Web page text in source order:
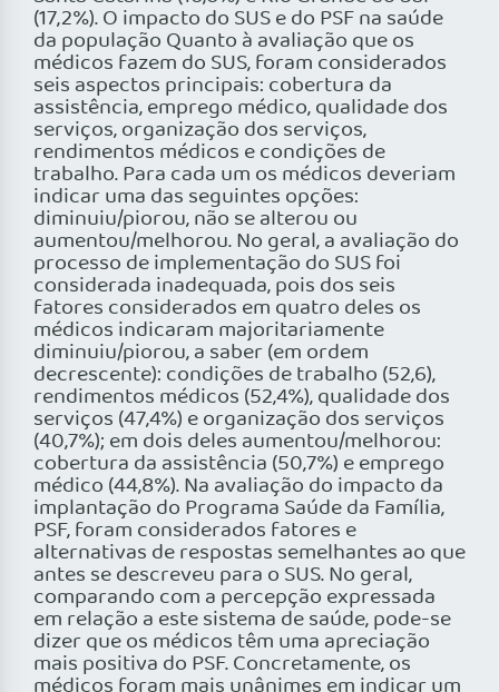
(17,2%). O impacto do SUS e do PSF na saúde
da população Quanto à avaliação que os
médicos fazem do SUS, foram considerados
seis aspectos principais: cobertura da
assistência, emprego médico, qualidade dos
serviços, organização dos serviços,
rendimentos médicos e condições de
trabalho. Para cada um os médicos deveriam
indicar uma das seguintes opções:
diminuiu/piorou, não se alterou ou
aumentou/melhorou. No geral, a avaliação do
processo de implementação do SUS foi
considerada inadequada, pois dos seis
fatores considerados em quatro deles os
médicos indicaram majoritariamente
diminuiu/piorou, a saber (em ordem
decrescente): condições de trabalho (52,6),
rendimentos médicos (52,4%), qualidade dos
serviços (47,4%) e organização dos serviços
(40,7%); em dois deles aumentou/melhorou:
cobertura da assistência (50,7%) e emprego
médico (44,8%). Na avaliação do impacto da
implantação do Programa Saúde da Família,
PSF, foram considerados fatores e
alternativas de respostas semelhantes ao que
antes se descreveu para o SUS. No geral,
comparando com a percepção expressada
em relação a este sistema de saúde, pode-se
dizer que os médicos têm uma apreciação
mais positiva do PSF. Concretamente, os